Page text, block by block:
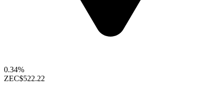
0.34%
ZEC$522.22